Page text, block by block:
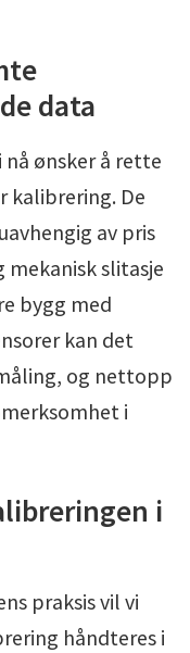
data
ønsker å rette
De
av pris
slitasje
bygg med
kan det
og nettopp
i
i
praksis vil vi
håndteres i